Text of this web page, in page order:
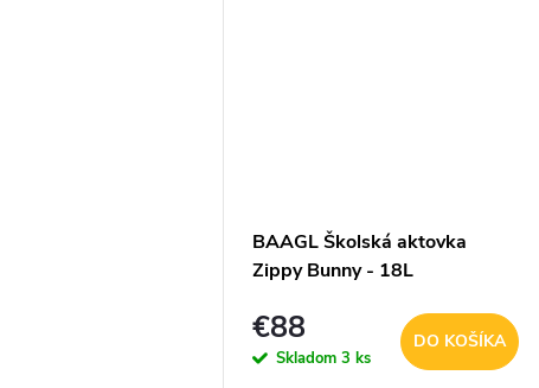
BAAGL Školská aktovka
Zippy Bunny - 18L
€88
Skladom 3 ks
DO KOŠÍKA